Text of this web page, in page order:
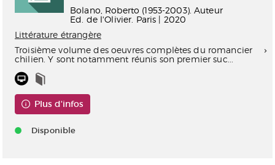
Bolano, Roberto (1953-2003). Auteur
Ed. de l'Olivier. Paris | 2020
Littérature étrangère
Troisième volume des oeuvres complètes du romancier
chilien. Y sont notamment réunis son premier suc...
Plus d'infos
Disponible